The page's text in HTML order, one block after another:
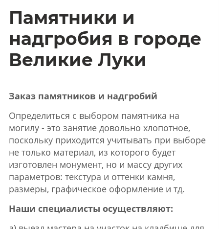
Памятники и
надгробия в городе
Великие Луки
Заказ памятников и надгробий
Определиться с выбором памятника на
могилу - это занятие довольно хлопотное,
поскольку приходится учитывать при выборе
не только материал, из которого будет
изготовлен монумент, но и массу других
параметров: текстура и оттенки камня,
размеры, графическое оформление и тд.
Наши специалисты осуществляют: